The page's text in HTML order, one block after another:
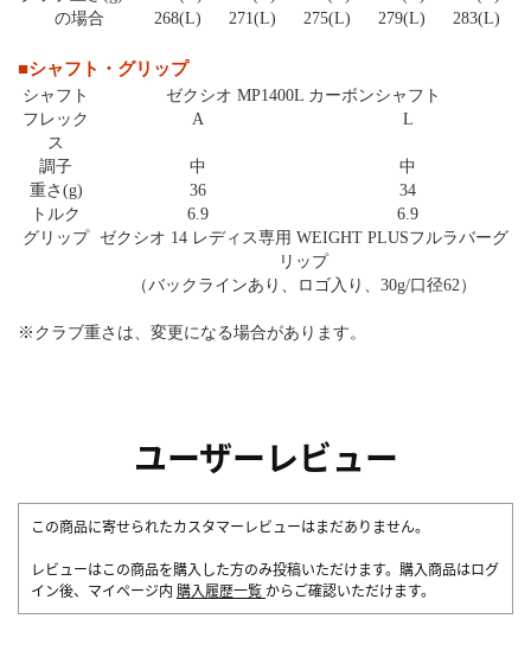
の場合
268(L)
271(L)
275(L)
279(L)
283(L)
■シャフト・グリップ
シャフト
ゼクシオ MP1400L カーボンシャフト
フレック
ス
A L
調子 中
中
重さ(g)
36
34
トルク
6.9
6.9
グリップ
ゼクシオ 14 レディス専用 WEIGHT PLUSフルラバーグ
リップ
（バックラインあり、ロゴ入り、30g/口径62）
※クラブ重さは、変更になる場合があります。
ユーザーレビュー
この商品に寄せられたカスタマーレビューはまだありません。
レビューはこの商品を購入した方のみ投稿いただけます。購入商品はログ
イン後、マイページ内 購入履歴一覧 からご確認いただけます。